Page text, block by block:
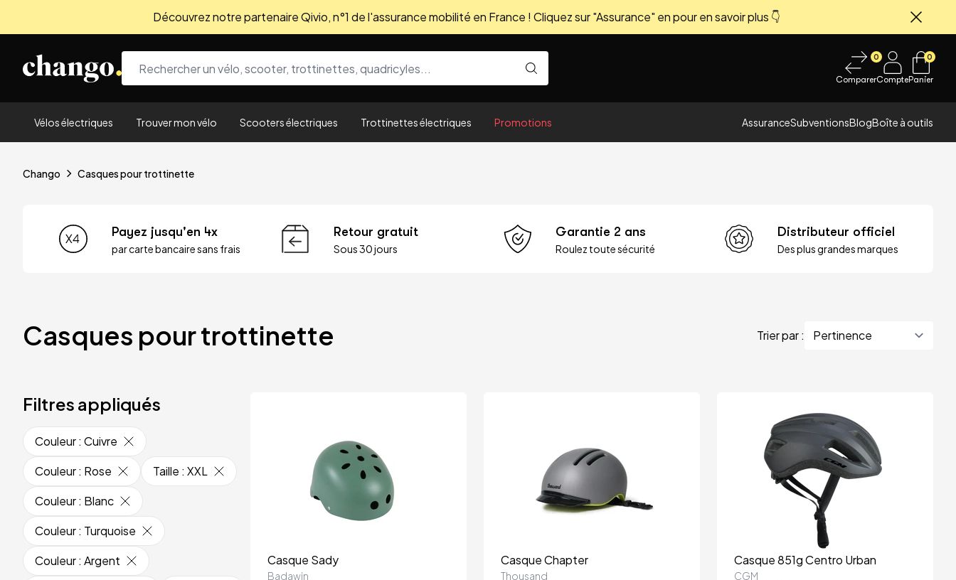
Découvrez notre partenaire Qivio, n°1 de l'assurance mobilité en France ! Cliquez sur "Assurance" en pour en savoir plus 👇
0
ComparerCompte
0
Panier
Vélos électriques Trouver mon vélo Scooters électriques Trottinettes électriques Promotions AssuranceSubventionsBlogBoîte à outils
Chango Casques pour trottinette
Payez jusqu'en 4x
par carte bancaire sans frais
Retour gratuit
Sous 30 jours
Garantie 2 ans
Roulez toute sécurité
Distributeur officiel
Des plus grandes marques
Casques pour trottinette Trier par :
Filtres appliqués
Couleur: Cuivre
Couleur: Rose Taille : XXL
Couleur: Blanc
Couleur: Turquoise
Couleur: Argent
Casque Sady
Badawin
Casque Chapter
Thousand
Casque 851g Centro Urban
CGM